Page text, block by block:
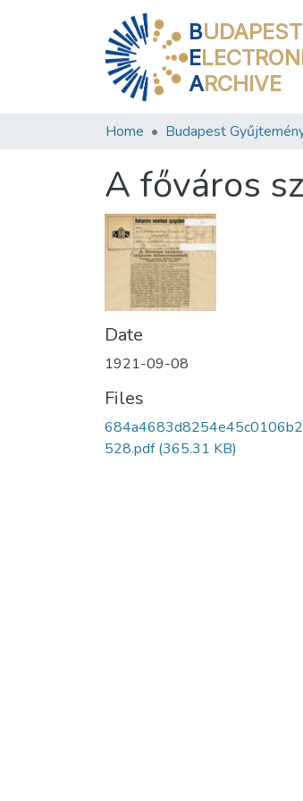
BUDAPEST
E
ARCHIVE
Home Budapest
A főváros
Date
1921-09-08
Files
528.pdf(365.31 KB)